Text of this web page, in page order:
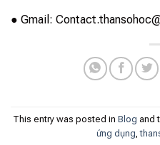
● Gmail:
This entry was posted in Blog and
ứng dụng ,